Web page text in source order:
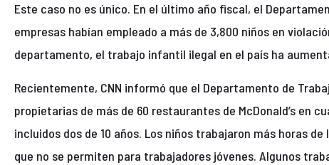
Este caso no es único. En el último año fiscal, el
empresas habían empleado a más de 3,800 niños en
departamento, el trabajo infantil ilegal en el país ha
Recientemente, CNN informó que el Departamento de
propietarias de más de 60 restaurantes de McDonald’s en
incluidos dos de 10 años. Los niños trabajaron más horas
que no se permiten para trabajadores jóvenes. Algunos